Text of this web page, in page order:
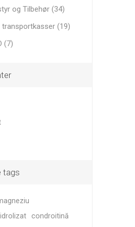
og Tilbehør (34)
transportkasser (19)
(7)
tags
condroitină